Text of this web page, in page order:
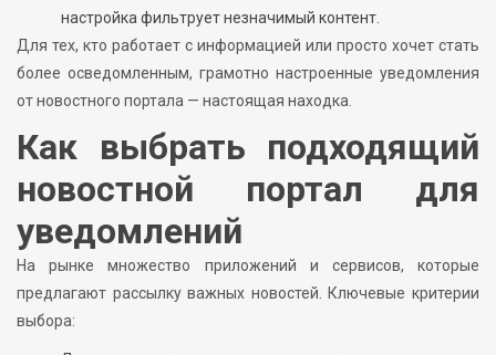
настройка фильтрует незначимый контент.
Для тех, кто работает с информацией или просто хочет стать
более осведомленным, грамотно настроенные уведомления
от новостного портала — настоящая находка.
Как выбрать подходящий
новостной портал для
уведомлений
На рынке множество приложений и сервисов, которые
предлагают рассылку важных новостей. Ключевые критерии
выбора: